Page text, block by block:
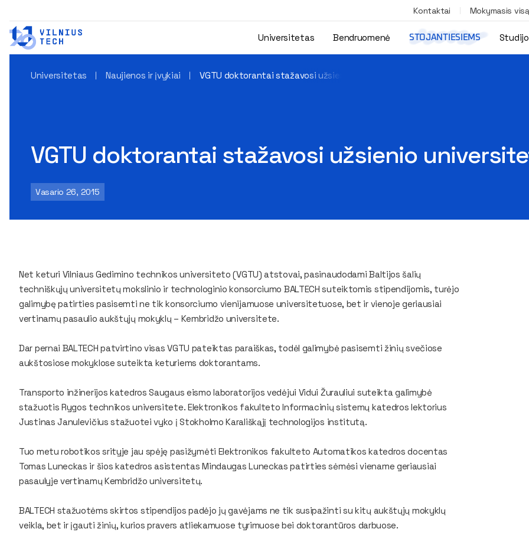
Kontaktai Mokymasis
Universitetas Bendruomenė STOJANTIESIEMS
Universitetas Naujienos ir įvykiai VGTU doktorantai stažavosi užsienio universitetuose
VGTU doktorantai stažavosi užsienio
Vasario 26, 2015
Net keturi Vilniaus Gedimino technikos universiteto (VGTU) atstovai, pasinaudodami Baltijos šalių
techniškųjų universitetų mokslinio ir technologinio konsorciumo BALTECH suteiktomis stipendijomis, turėjo
galimybę patirties pasisemti ne tik konsorciumo vienijamuose universitetuose, bet ir vienoje geriausiai
vertinamų pasaulio aukštųjų mokyklų – Kembridžo universitete.
Dar pernai BALTECH patvirtino visas VGTU pateiktas paraiškas, todėl galimybė pasisemti žinių svečiose
aukštosiose mokyklose suteikta keturiems doktorantams.
Transporto inžinerijos katedros Saugaus eismo laboratorijos vedėjui Vidui Žurauliui suteikta galimybė
stažuotis Rygos technikos universitete. Elektronikos fakulteto Informacinių sistemų katedros lektorius
Justinas Janulevičius stažuotei vyko į Stokholmo Karališkąjį technologijos institutą.
Tuo metu robotikos srityje jau spėję pasižymėti Elektronikos fakulteto Automatikos katedros docentas
Tomas Luneckas ir šios katedros asistentas Mindaugas Luneckas patirties sėmėsi viename geriausiai
pasaulyje vertinamų Kembridžo universitetų.
BALTECH stažuotėms skirtos stipendijos padėjo jų gavėjams ne tik susipažinti su kitų aukštųjų mokyklų
veikla, bet ir įgauti žinių, kurios pravers atliekamuose tyrimuose bei doktorantūros darbuose.